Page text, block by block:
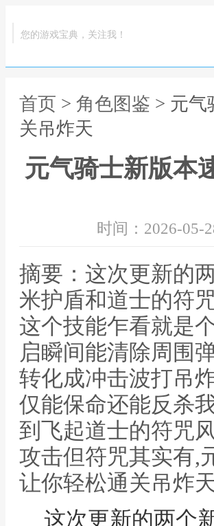
您的游戏宝典，关注我！
首页 > 角色图鉴 > 元气
关吊炸天
元气骑士新版本
时间：2026-05-
摘要：这次更新的
米护盾和道士的符
这个技能乍看就是
启瞬间能清除周围
转化成冲击波打吊
仅能保命还能反杀
到飞起道士的符咒
攻击但符咒其实有,
让你轻松通关吊炸
这次更新的两个